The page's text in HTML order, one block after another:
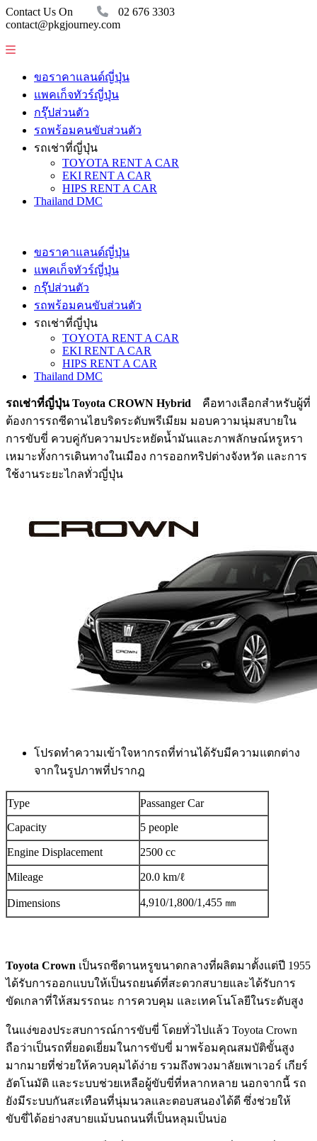
Contact Us On
02 676 3303
contact@pkgjourney.com
ขอราคาแลนด์ญี่ปุ่น
แพคเก็จทัวร์ญี่ปุ่น
กรุ๊ปส่วนตัว
รถพร้อมคนขับส่วนตัว
รถเช่าที่ญี่ปุ่น
TOYOTA RENT A CAR
EKI RENT A CAR
HIPS RENT A CAR
Thailand DMC
ขอราคาแลนด์ญี่ปุ่น
แพคเก็จทัวร์ญี่ปุ่น
กรุ๊ปส่วนตัว
รถพร้อมคนขับส่วนตัว
รถเช่าที่ญี่ปุ่น
TOYOTA RENT A CAR
EKI RENT A CAR
HIPS RENT A CAR
Thailand DMC
รถเช่าที่ญี่ปุ่น Toyota CROWN Hybrid
คือทางเลือกสำหรับผู้ที่
ต้องการรถซีดานไฮบริดระดับพรีเมียม มอบความนุ่มสบายใน
การขับขี่ ควบคู่กับความประหยัดน้ำมันและภาพลักษณ์หรูหรา
เหมาะทั้งการเดินทางในเมือง การออกทริปต่างจังหวัด และการ
ใช้งานระยะไกลทั่วญี่ปุ่น
โปรดทำความเข้าใจหากรถที่ท่านได้รับมีความแตกต่าง
จากในรูปภาพที่ปรากฎ
Type
Passanger Car
Capacity
5 people
Engine Displacement 2500 cc
Mileage 20.0 km/ℓ
Dimensions 4,910/1,800/1,455 ㎜
Toyota Crown เป็นรถซีดานหรูขนาดกลางที่ผลิตมาตั้งแต่ปี 1955
ได้รับการออกแบบให้เป็นรถยนต์ที่สะดวกสบายและได้รับการ
ขัดเกลาที่ให้สมรรถนะ การควบคุม และเทคโนโลยีในระดับสูง
ในแง่ของประสบการณ์การขับขี่ โดยทั่วไปแล้ว Toyota Crown
ถือว่าเป็นรถที่ยอดเยี่ยมในการขับขี่ มาพร้อมคุณสมบัติขั้นสูง
มากมายที่ช่วยให้ควบคุมได้ง่าย รวมถึงพวงมาลัยเพาเวอร์ เกียร์
อัตโนมัติ และระบบช่วยเหลือผู้ขับขี่ที่หลากหลาย นอกจากนี้ รถ
ยังมีระบบกันสะเทือนที่นุ่มนวลและตอบสนองได้ดี ซึ่งช่วยให้
ขับขี่ได้อย่างสบายแม้บนถนนที่เป็นหลุมเป็นบ่อ